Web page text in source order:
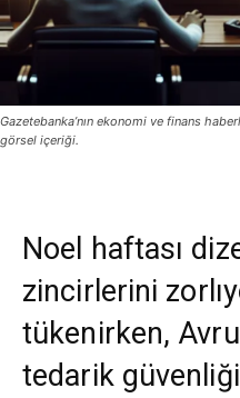
Gazetebanka’nın ekonomi ve finans
görsel içeriği.
Noel haftası
zincirlerini
tükenirken,
tedarik